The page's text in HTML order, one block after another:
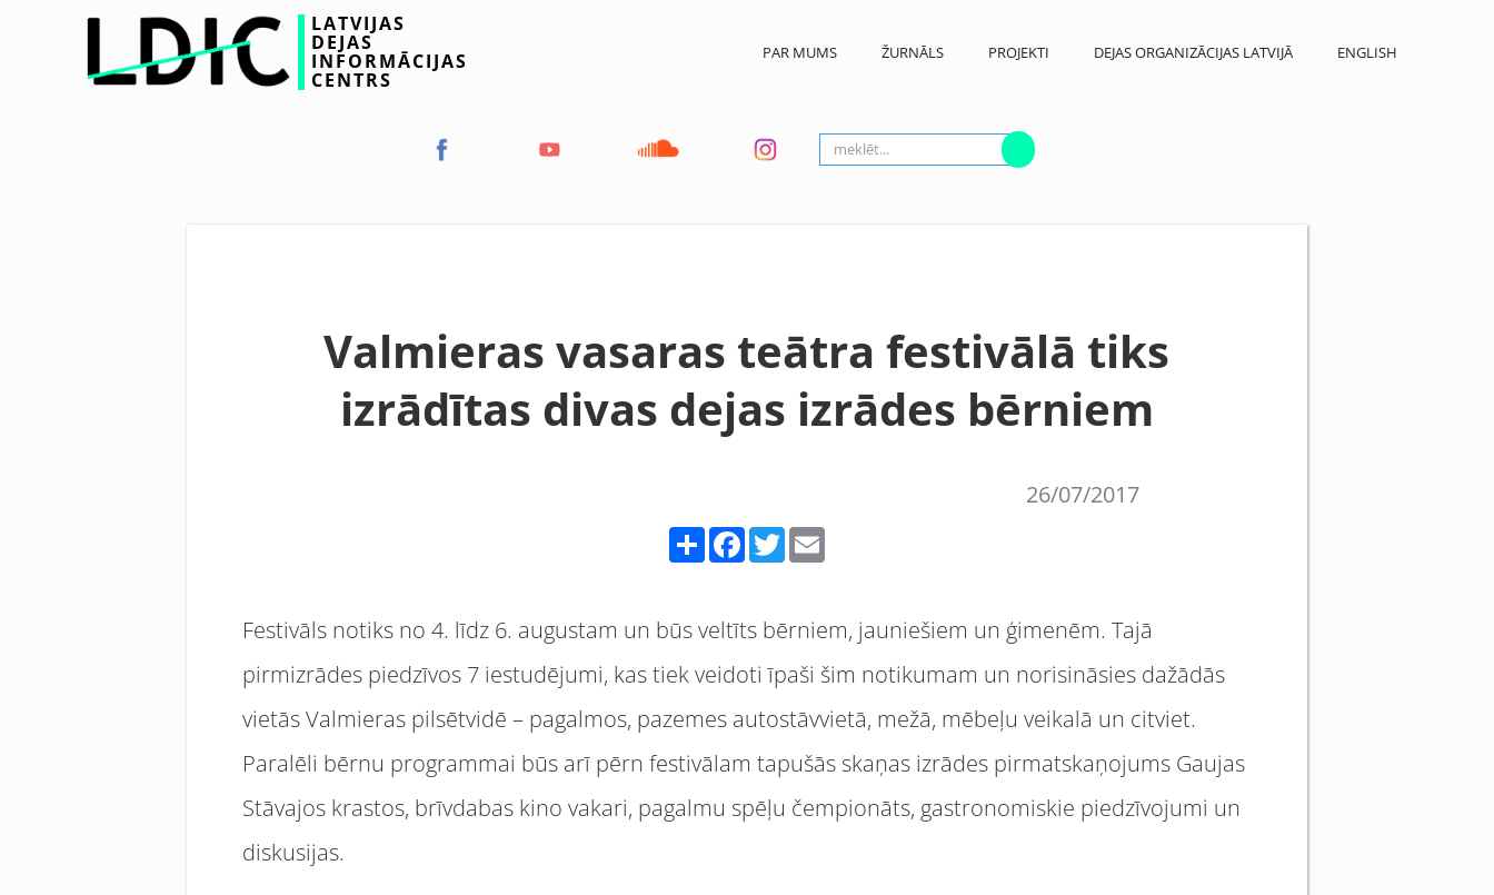
LATVIJAS
DEJAS
INFORMĀCIJAS
CENTRS
PAR MUMS ŽURNĀLS PROJEKTI DEJAS ORGANIZĀCIJAS LATVIJĀ ENGLISH
Valmieras vasaras teātra festivālā tiks
izrādītas divas dejas izrādes bērniem
26/07/2017
Share FacebookTwitter
Festivāls notiks no 4. līdz 6. augustam un būs veltīts bērniem, jauniešiem un ģimenēm. Tajā
pirmizrādes piedzīvos 7 iestudējumi, kas tiek veidoti īpaši šim notikumam un norisināsies dažādās
vietās Valmieras pilsētvidē – pagalmos, pazemes autostāvvietā, mežā, mēbeļu veikalā un citviet.
Paralēli bērnu programmai būs arī pērn festivālam tapušās skaņas izrādes pirmatskaņojums Gaujas
Stāvajos krastos, brīvdabas kino vakari, pagalmu spēļu čempionāts, gastronomiskie piedzīvojumi un
diskusijas.